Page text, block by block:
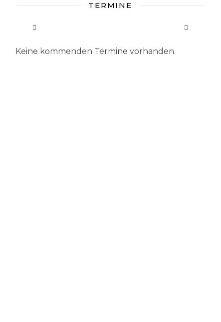
TERMINE
Keine kommenden Termine vorhanden.